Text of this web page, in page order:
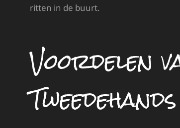
ritten in de buurt.
Voordelen
Tweedehands